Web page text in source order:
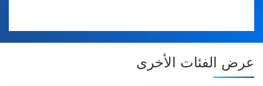
عرض الفئات الأخرى